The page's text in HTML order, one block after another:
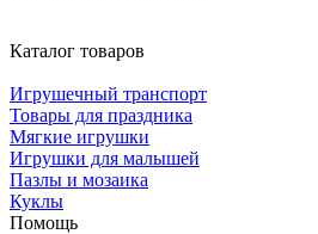
Каталог товаров
Игрушечный транспорт
Товары для праздника
Мягкие игрушки
Игрушки для малышей
Пазлы и мозаика
Куклы
Помощь